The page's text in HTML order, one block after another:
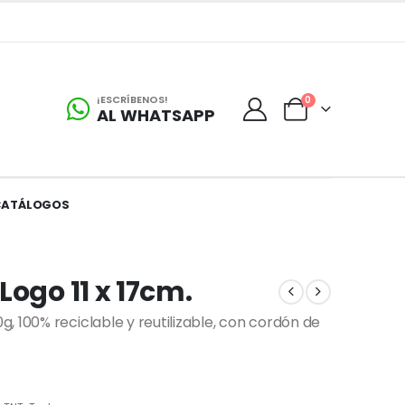
¡ESCRÍBENOS!
AL WHATSAPP
0
11 x 17cm.
100% reciclable y reutilizable, con cordón de